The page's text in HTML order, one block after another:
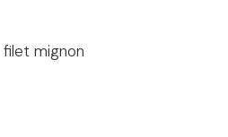
filet mignon